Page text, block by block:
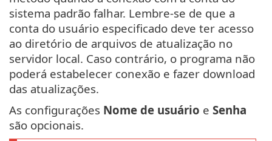
sistema padrão falhar. Lembre-se de que a
conta do usuário especificado deve ter acesso
ao diretório de arquivos de atualização no
servidor local. Caso contrário, o programa não
poderá estabelecer conexão e fazer download
das atualizações.
As configurações Nome de usuário e Senha
são opcionais.